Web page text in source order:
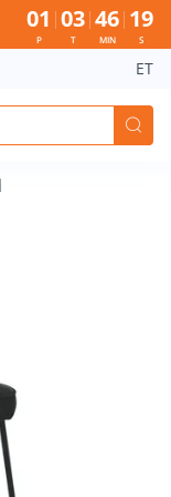
01
P
03
T
46
MIN
19
S
ET